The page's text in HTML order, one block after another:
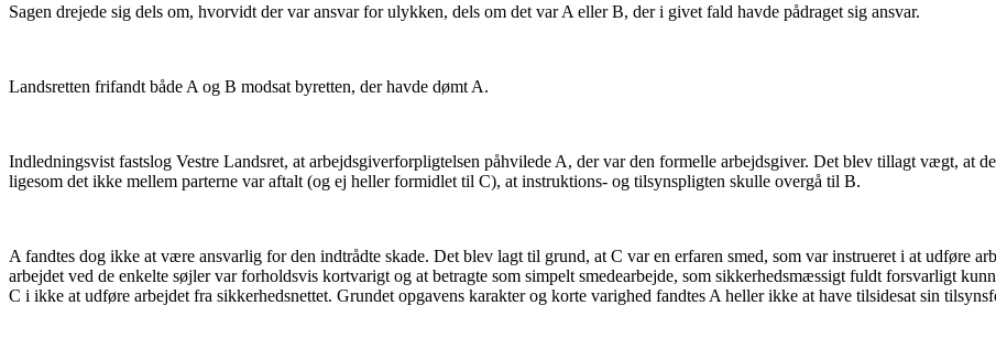
Sagen drejede sig dels om, hvorvidt der var ansvar for ulykken, dels om det var A eller B, der i givet fald havde pådraget sig ansvar.
Landsretten frifandt både A og B modsat byretten, der havde dømt A.
Indledningsvist fastslog Vestre Landsret, at arbejdsgiverforpligtelsen påhvilede A, der var den formelle arbejdsgiver. Det blev tillagt vægt, at
ligesom det ikke mellem parterne var aftalt (og ej heller formidlet til C), at instruktions- og tilsynspligten skulle overgå til B.
A fandtes dog ikke at være ansvarlig for den indtrådte skade. Det blev lagt til grund, at C var en erfaren smed, som var instrueret i at udføre
arbejdet ved de enkelte søjler var forholdsvis kortvarigt og at betragte som simpelt smedearbejde, som sikkerhedsmæssigt fuldt forsvarligt
C i ikke at udføre arbejdet fra sikkerhedsnettet. Grundet opgavens karakter og korte varighed fandtes A heller ikke at have tilsidesat sin